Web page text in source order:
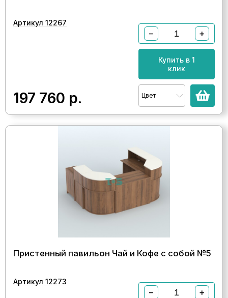
Артикул 12267
197 760 р.
− +
Купить в 1
клик
Цвет
Пристенный павильон Чай и Кофе с собой №5
Артикул 12273
− +